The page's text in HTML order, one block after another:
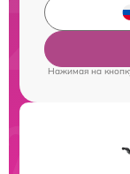
Нажимая на